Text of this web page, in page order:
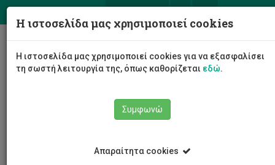
Σχολή Διοίκησης και Οικονομίας
Η ιστοσελίδα μας χρησιμοποιεί cookies
Η ιστοσελίδα μας χρησιμοποιεί cookies για να εξασφαλίσει
τη σωστή λειτουργία της, όπως καθορίζεται εδώ.
Συμφωνώ
Απαραίτητα cookies